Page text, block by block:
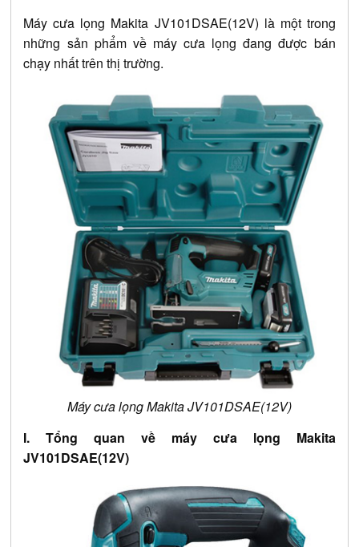
Máy cưa lọng Makita JV101DSAE(12V) là một trong
những sản phẩm về máy cưa lọng đang được bán
chạy nhất trên thị trường.
Máy cưa lọng Makita JV101DSAE(12V)
I. Tổng quan về máy cưa lọng Makita
JV101DSAE(12V)